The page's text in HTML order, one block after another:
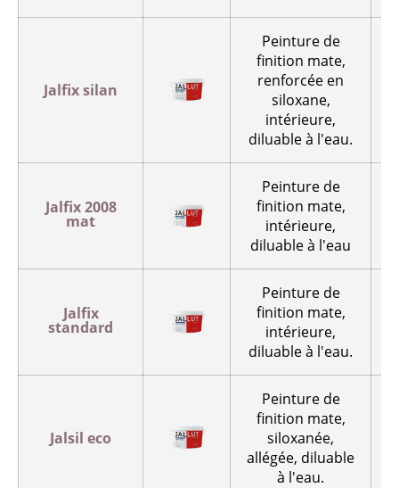
Jalfix silan
Peinture de
finition mate,
renforcée en
siloxane,
intérieure,
diluable à l'eau.
Jalfix 2008
mat
Peinture de
finition mate,
intérieure,
diluable à l'eau
Jalfix
standard
Peinture de
finition mate,
intérieure,
diluable à l'eau.
Jalsil eco
Peinture de
finition mate,
siloxanée,
allégée, diluable
à l'eau.